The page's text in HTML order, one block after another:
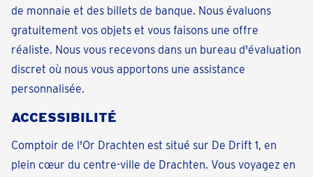
de monnaie et des billets de banque. Nous évaluons
gratuitement vos objets et vous faisons une offre
réaliste. Nous vous recevons dans un bureau d'évaluation
discret où nous vous apportons une assistance
personnalisée.
ACCESSIBILITÉ
Comptoir de l'Or Drachten est situé sur De Drift 1, en
plein cœur du centre-ville de Drachten. Vous voyagez en